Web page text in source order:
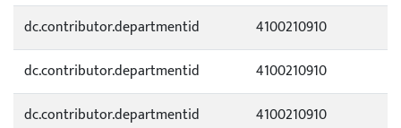
dc.contributor.departmentid
4100210910
dc.contributor.departmentid
4100210910
dc.contributor.departmentid
4100210910